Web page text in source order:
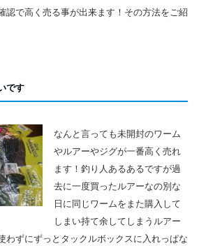
認で高く売る事が出来ます！その方法をご紹
です
なんと言っても未開封のワーム
やルアーやジグが一番高く売れ
ます！釣り人あるあるですが過
去に一度買ったルアーなの別な
日に同じワームをまた購入して
しまい持て余してしまうルアー
わずにずっとタックルボックスに入れっぱな